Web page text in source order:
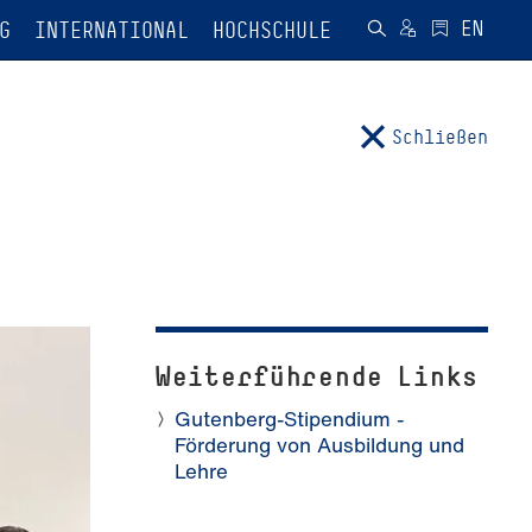
INTERNATIONAL HOCHSCHULE
Schließen
Weiterführende Links
Gutenberg-Stipendium -
Förderung von Ausbildung und
Lehre